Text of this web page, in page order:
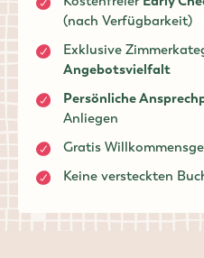
Kostenfreier Early
(nach Verfügbarkeit)
Exklusive
Angebotsvielfalt
Persönliche
Anliegen
Gratis
Keine versteckten